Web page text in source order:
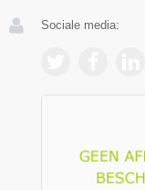
Sociale media: